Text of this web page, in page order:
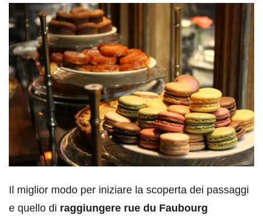
Il miglior modo per iniziare la scoperta dei passaggi
e quello di raggiungere rue du Faubourg